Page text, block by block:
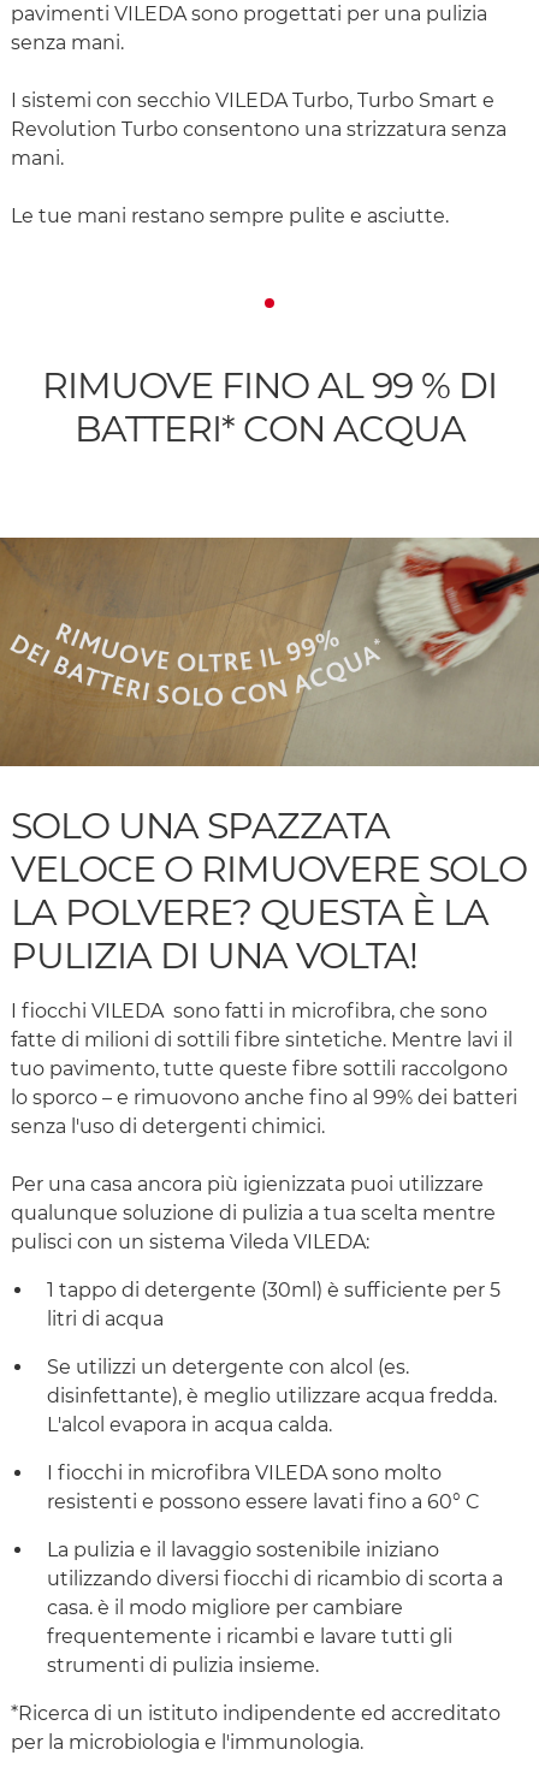
pavimenti VILEDA sono progettati per una pulizia
senza mani.
I sistemi con secchio VILEDA Turbo, Turbo Smart e
Revolution Turbo consentono una strizzatura senza
mani.
Le tue mani restano sempre pulite e asciutte.
RIMUOVE FINO AL 99 % DI
BATTERI* CON ACQUA
SOLO UNA SPAZZATA
VELOCE O RIMUOVERE SOLO
LA POLVERE? QUESTA È LA
PULIZIA DI UNA VOLTA!
I fiocchi VILEDA sono fatti in microfibra, che sono
fatte di milioni di sottili fibre sintetiche. Mentre lavi il
tuo pavimento, tutte queste fibre sottili raccolgono
lo sporco – e rimuovono anche fino al 99% dei batteri
senza l'uso di detergenti chimici.
Per una casa ancora più igienizzata puoi utilizzare
qualunque soluzione di pulizia a tua scelta mentre
pulisci con un sistema Vileda VILEDA:
1 tappo di detergente (30ml) è sufficiente per 5
litri di acqua
Se utilizzi un detergente con alcol (es.
disinfettante), è meglio utilizzare acqua fredda.
L'alcol evapora in acqua calda.
I fiocchi in microfibra VILEDA sono molto
resistenti e possono essere lavati fino a 60° C
La pulizia e il lavaggio sostenibile iniziano
utilizzando diversi fiocchi di ricambio di scorta a
casa. è il modo migliore per cambiare
frequentemente i ricambi e lavare tutti gli
strumenti di pulizia insieme.
*Ricerca di un istituto indipendente ed accreditato
per la microbiologia e l'immunologia.